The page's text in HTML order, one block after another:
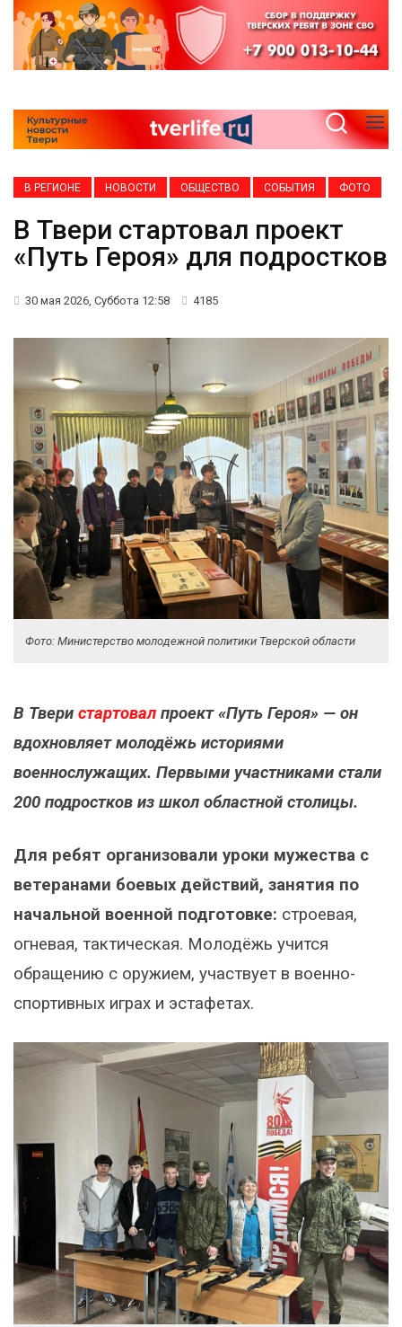
В РЕГИОНЕ НОВОСТИ ОБЩЕСТВО СОБЫТИЯ ФОТО
В Твери стартовал проект
«Путь Героя» для подростков
30 мая 2026, Суббота 12:58 4185
Фото: Министерство молодежной политики Тверской области
В Твери стартовал проект «Путь Героя» — он
вдохновляет молодёжь историями
военнослужащих. Первыми участниками стали
200 подростков из школ областной столицы.
Для ребят организовали уроки мужества с
ветеранами боевых действий, занятия по
начальной военной подготовке: строевая,
огневая, тактическая. Молодёжь учится
обращению с оружием, участвует в военно-
спортивных играх и эстафетах.